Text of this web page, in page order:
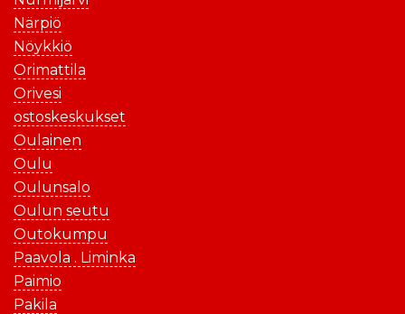
Närpiö
Nöykkiö
Orimattila
Orivesi
ostoskeskukset
Oulainen
Oulu
Oulunsalo
Oulun seutu
Outokumpu
Paavola . Liminka
Paimio
Pakila